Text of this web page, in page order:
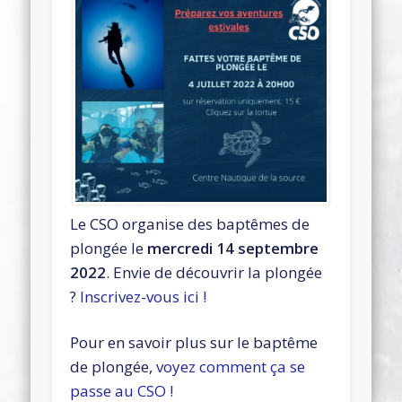
Le CSO organise des baptêmes de
plongée le mercredi 14 septembre
2022. Envie de découvrir la plongée
? Inscrivez-vous ici !
Pour en savoir plus sur le baptême
de plongée,voyez comment ça se
passe au CSO !